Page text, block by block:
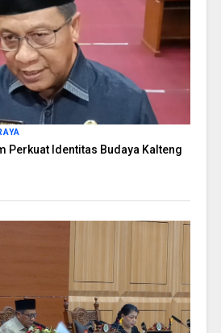
Perkuat Identitas Budaya Kalteng